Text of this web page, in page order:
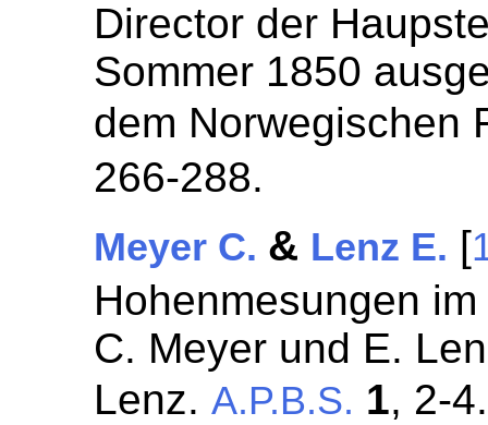
Director der
Sommer 1850
dem Norwegischen
266-288.
Meyer C. & Lenz E. [
Hohenmesungen
C. Meyer und E.
Lenz.A.P.B.S. 1, 2-4.